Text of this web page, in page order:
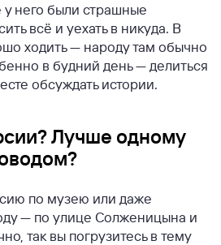
него были страшные
всё и уехать в никуда. В
ходить — народу там обычно
в будний день — делиться
обсуждать истории.
Лучше одному
по музею или даже
— по улице Солженицына и
так вы погрузитесь в тему